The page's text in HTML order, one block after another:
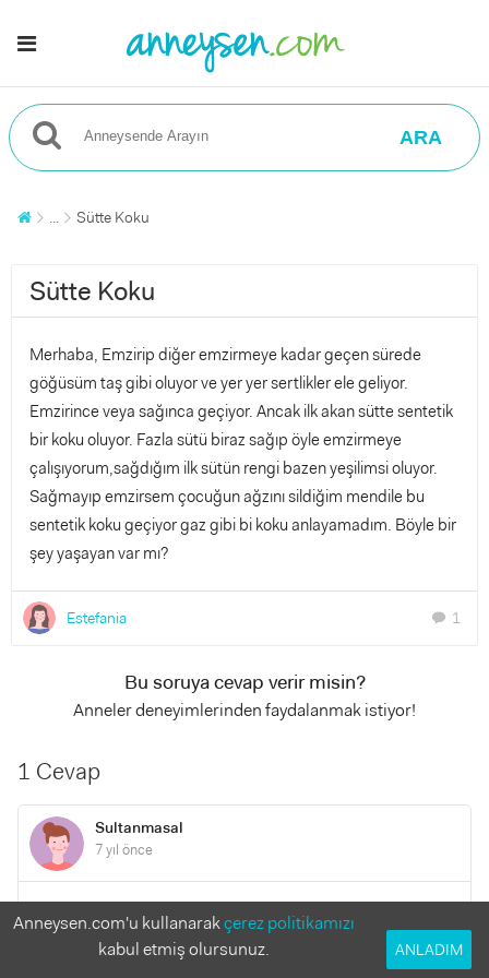
ARA
... Sütte Koku
Sütte Koku
Merhaba, Emzirip diğer emzirmeye kadar geçen sürede
göğüsüm taş gibi oluyor ve yer yer sertlikler ele geliyor.
Emzirince veya sağınca geçiyor. Ancak ilk akan sütte sentetik
bir koku oluyor. Fazla sütü biraz sağıp öyle emzirmeye
çalışıyorum,sağdığım ilk sütün rengi bazen yeşilimsi oluyor.
Sağmayıp emzirsem çocuğun ağzını sildiğim mendile bu
sentetik koku geçiyor gaz gibi bi koku anlayamadım. Böyle bir
şey yaşayan var mı?
Estefania chat 1
Bu soruya cevap verir misin?
Anneler deneyimlerinden faydalanmak istiyor!
1 Cevap
Sultanmasal
7 yıl önce
Merhaba fazla sütünü sağma bebeğin ilk emdiği süt ve
göğsü boşaltırken emdiği süt en besleyici faydalı olan
süttür.yediğin içtiğin herşey sütüne geçiyor.koku çok
Anneysen.com'u kullanarakçerez politikamızı
kabul etmiş olursunuz.
ANLADIM